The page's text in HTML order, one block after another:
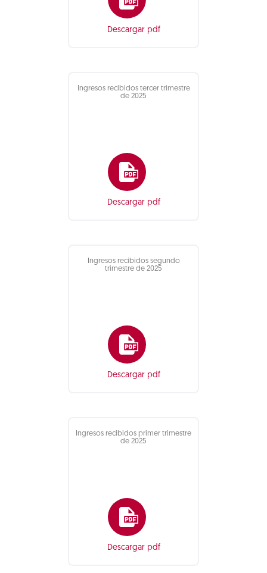
Descargar pdf
Ingresos recibidos tercer trimestre
de 2025
Descargar pdf
Ingresos recibidos segundo
trimestre de 2025
Descargar pdf
Ingresos recibidos primer trimestre
de 2025
Descargar pdf